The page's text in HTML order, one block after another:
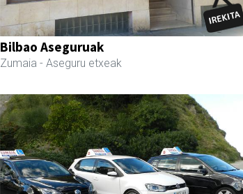
Bilbao Aseguruak
Zumaia - Aseguru etxeak